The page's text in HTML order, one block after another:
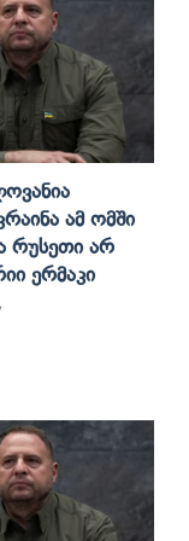
Ამ Ომში
Რუსეთი Არ
Ერმაკი